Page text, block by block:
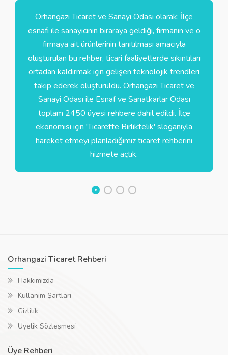
Orhangazi Ticaret ve Sanayi Odası olarak; İlçe
esnafı ile sanayicinin biraraya geldiği, firmanın ve o
firmaya ait ürünlerinin tanıtılması amacıyla
oluşturulan bu rehber, ticari faaliyetlerde sıkıntıları
ortadan kaldırmak için gelişen teknolojik trendleri
takip ederek oluşturuldu. Orhangazi Ticaret ve
Sanayi Odası ile Esnaf ve Sanatkarlar Odası
toplam 2450 üyesi rehbere dahil edildi. İlçe
ekonomisi için 'Ticarette Birliktelik' sloganıyla
hareket etmeyi planladığımız ticaret rehberini
hizmete açtık.
Orhangazi Ticaret Rehberi
Hakkımızda
Kullanım Şartları
Gizlilik
Üyelik Sözleşmesi
Üye Rehberi